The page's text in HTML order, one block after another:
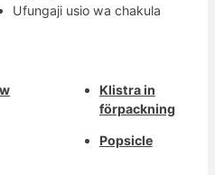
Ufungaji usio wa chakula
Klistra in
förpackning
Popsicle